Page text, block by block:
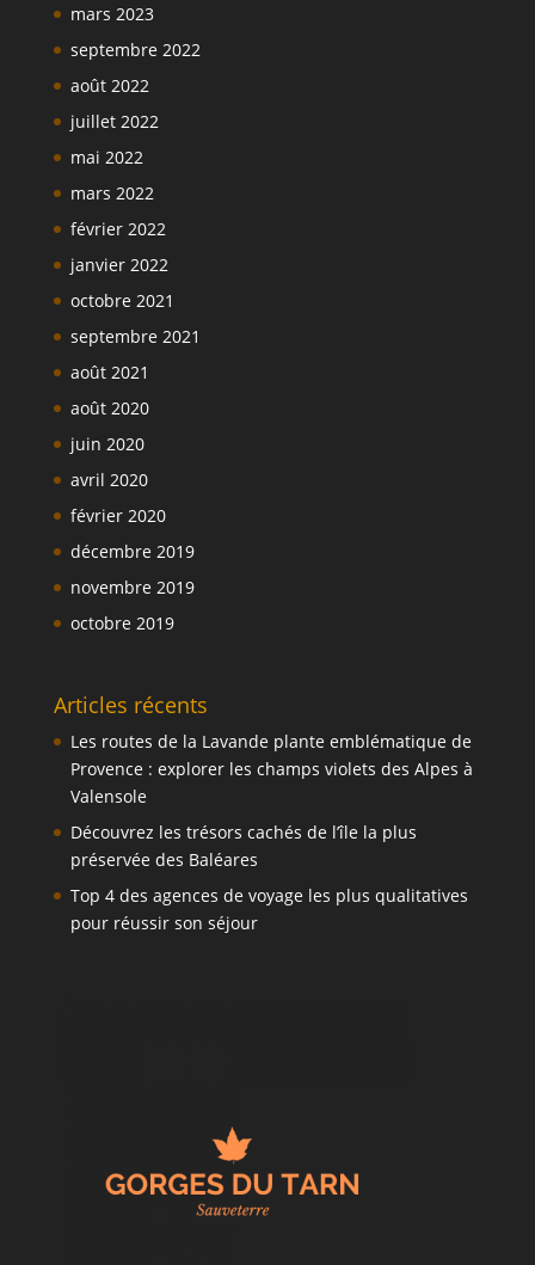
mars 2023
septembre 2022
août 2022
juillet 2022
mai 2022
mars 2022
février 2022
janvier 2022
octobre 2021
septembre 2021
août 2021
août 2020
juin 2020
avril 2020
février 2020
décembre 2019
novembre 2019
octobre 2019
Articles récents
Les routes de la Lavande plante emblématique de
Provence : explorer les champs violets des Alpes à
Valensole
Découvrez les trésors cachés de l’île la plus
préservée des Baléares
Top 4 des agences de voyage les plus qualitatives
pour réussir son séjour